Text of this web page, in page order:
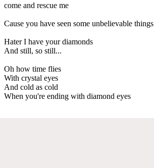
come and rescue me
Cause you have seen some unbelievable things
Hater I have your diamonds
And still, so still...
Oh how time flies
With crystal eyes
And cold as cold
When you're ending with diamond eyes